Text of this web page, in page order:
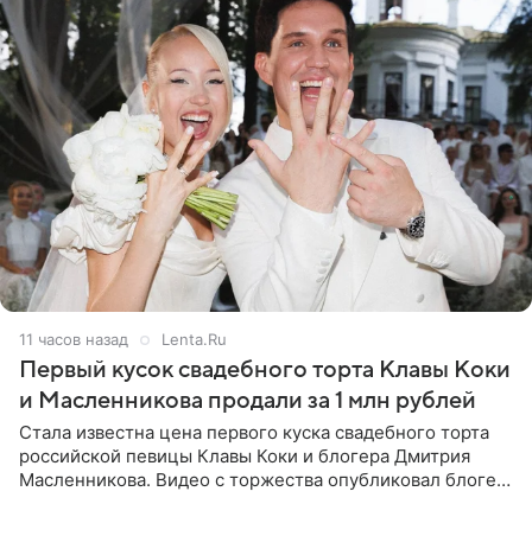
11 часов назад Lenta.Ru
Первый кусок свадебного торта Клавы Коки
и Масленникова продали за 1 млн рублей
Стала известна цена первого куска свадебного торта
российской певицы Клавы Коки и блогера Дмитрия
Масленникова. Видео с торжества опубликовал блогер